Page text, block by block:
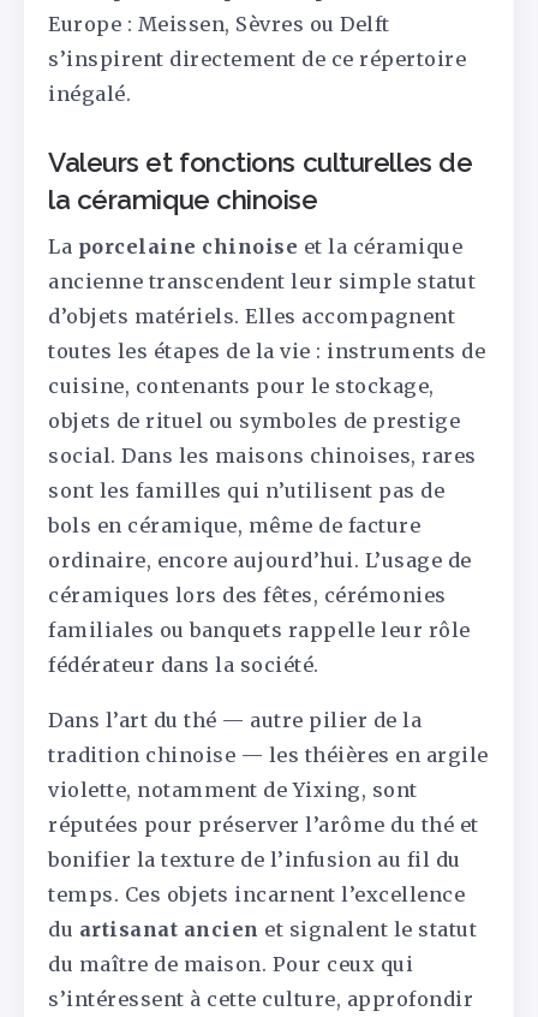
Europe : Meissen, Sèvres ou Delft
s’inspirent directement de ce répertoire
inégalé.
Valeurs et fonctions culturelles de
la céramique chinoise
La porcelaine chinoise et la céramique
ancienne transcendent leur simple statut
d’objets matériels. Elles accompagnent
toutes les étapes de la vie : instruments de
cuisine, contenants pour le stockage,
objets de rituel ou symboles de prestige
social. Dans les maisons chinoises, rares
sont les familles qui n’utilisent pas de
bols en céramique, même de facture
ordinaire, encore aujourd’hui. L’usage de
céramiques lors des fêtes, cérémonies
familiales ou banquets rappelle leur rôle
fédérateur dans la société.
Dans l’art du thé — autre pilier de la
tradition chinoise — les théières en argile
violette, notamment de Yixing, sont
réputées pour préserver l’arôme du thé et
bonifier la texture de l’infusion au fil du
temps. Ces objets incarnent l’excellence
du artisanat ancien et signalent le statut
du maître de maison. Pour ceux qui
s’intéressent à cette culture, approfondir